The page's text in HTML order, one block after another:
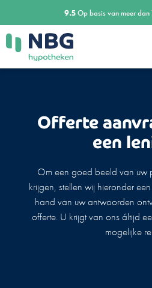
naar
de
inhoud
9.5Op basis van meer
Offerte
een
Om een goed beeld van uw
krijgen, stellen wij hieronder
hand van uw antwoorden
offerte. U krijgt van ons áltijd
mogelijke